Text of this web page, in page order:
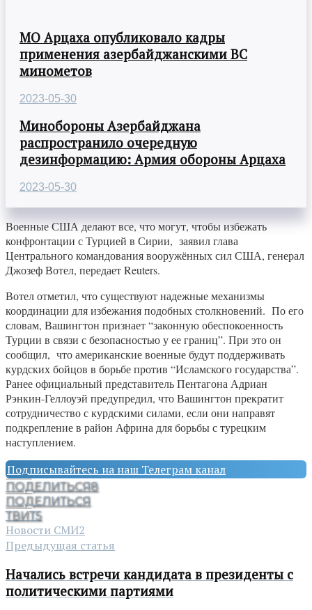
МО Арцаха опубликовало кадры
применения азербайджанскими ВС
минометов
2023-05-30
Минобороны Азербайджана
распространило очередную
дезинформацию: Армия обороны Арцаха
2023-05-30
Военные США делают все, что могут, чтобы избежать
конфронтации с Турцией в Сирии, заявил глава
Центрального командования вооружённых сил США, генерал
Джозеф Вотел, передает Reuters.
Вотел отметил, что существуют надежные механизмы
координации для избежания подобных столкновений. По его
словам, Вашингтон признает “законную обеспокоенность
Турции в связи с безопасностью у ее границ”. При это он
сообщил, что американские военные будут поддерживать
курдских бойцов в борьбе против “Исламского государства”.
Ранее официальный представитель Пентагона Адриан
Рэнкин-Геллоуэй предупредил, что Вашингтон прекратит
сотрудничество с курдскими силами, если они направят
подкрепление в район Африна для борьбы с турецким
наступлением.
Подписывайтесь на наш Телеграм канал
ПОДЕЛИТЬСЯ8
ПОДЕЛИТЬСЯ
ТВИТ5
Новости СМИ2
Предыдущая статья
Начались встречи кандидата в президенты с
политическими партиями